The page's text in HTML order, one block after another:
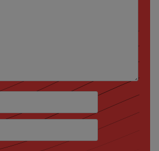
va đập, bảo vệ màn
giải 4K Ultra HD, hình
thực.